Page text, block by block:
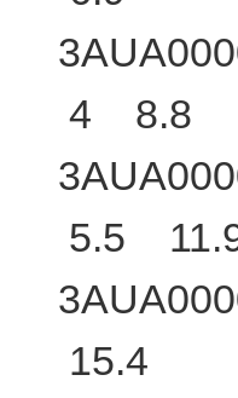
4 8.8
5.5
15.4